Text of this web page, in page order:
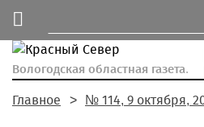
Вологодская областная газета.
Главное № 114, 9 октября,